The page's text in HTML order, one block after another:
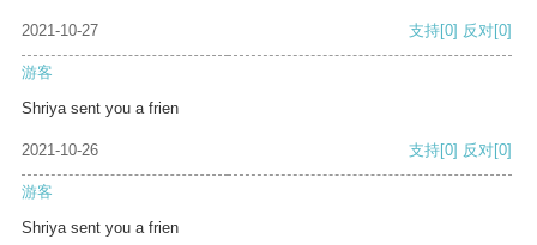
2021-10-27 支持[0] 反对[0]
游客
Shriya sent you a frien
2021-10-26 支持[0] 反对[0]
游客
Shriya sent you a frien